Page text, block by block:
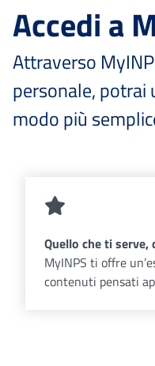
Accedi a
Attraverso
personale, potrai
modo più
Quello che ti
MyINPS ti offre
contenuti pensati